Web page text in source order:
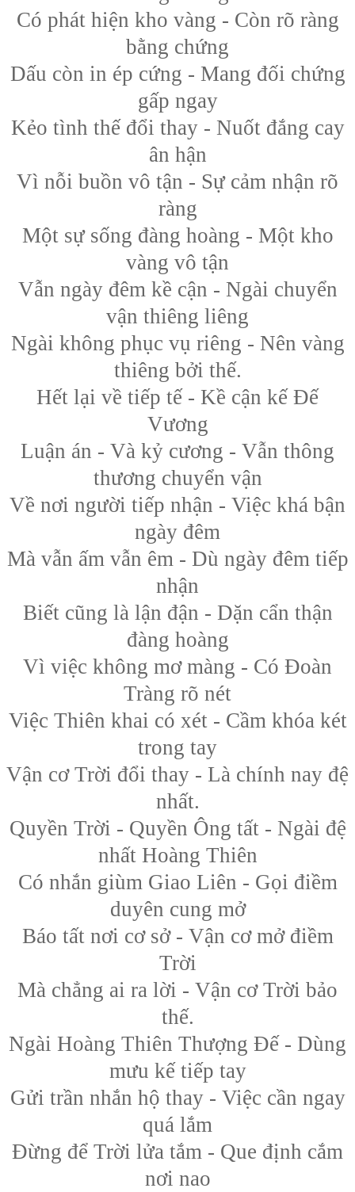
Có phát hiện kho vàng - Còn rõ ràng
bằng chứng
Dấu còn in ép cứng - Mang đối chứng
gấp ngay
Kẻo tình thế đổi thay - Nuốt đắng cay
ân hận
Vì nỗi buồn vô tận - Sự cảm nhận rõ
ràng
Một sự sống đàng hoàng - Một kho
vàng vô tận
Vẫn ngày đêm kề cận - Ngài chuyển
vận thiêng liêng
Ngài không phục vụ riêng - Nên vàng
thiêng bởi thế.
Hết lại về tiếp tế - Kề cận kế Đế
Vương
Luận án - Và kỷ cương - Vẫn thông
thương chuyển vận
Về nơi người tiếp nhận - Việc khá bận
ngày đêm
Mà vẫn ấm vẫn êm - Dù ngày đêm tiếp
nhận
Biết cũng là lận đận - Dặn cẩn thận
đàng hoàng
Vì việc không mơ màng - Có Đoàn
Tràng rõ nét
Việc Thiên khai có xét - Cầm khóa két
trong tay
Vận cơ Trời đổi thay - Là chính nay đệ
nhất.
Quyền Trời - Quyền Ông tất - Ngài đệ
nhất Hoàng Thiên
Có nhắn giùm Giao Liên - Gọi điềm
duyên cung mở
Báo tất nơi cơ sở - Vận cơ mở điềm
Trời
Mà chẳng ai ra lời - Vận cơ Trời bảo
thế.
Ngài Hoàng Thiên Thượng Đế - Dùng
mưu kế tiếp tay
Gửi trần nhắn hộ thay - Việc cần ngay
quá lắm
Đừng để Trời lửa tắm - Que định cắm
nơi nao